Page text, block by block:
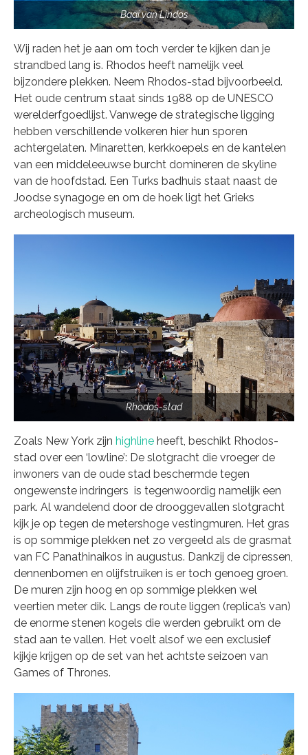
Baai van Lindos
Wij raden het je aan om toch verder te kijken dan je
strandbed lang is. Rhodos heeft namelijk veel
bijzondere plekken. Neem Rhodos-stad bijvoorbeeld.
Het oude centrum staat sinds 1988 op de UNESCO
werelderfgoedlijst. Vanwege de strategische ligging
hebben verschillende volkeren hier hun sporen
achtergelaten. Minaretten, kerkkoepels en de kantelen
van een middeleeuwse burcht domineren de skyline
van de hoofdstad. Een Turks badhuis staat naast de
Joodse synagoge en om de hoek ligt het Grieks
archeologisch museum.
Rhodos-stad
Zoals New York zijn highline heeft, beschikt Rhodos-
stad over een ‘lowline’: De slotgracht die vroeger de
inwoners van de oude stad beschermde tegen
ongewenste indringers is tegenwoordig namelijk een
park. Al wandelend door de drooggevallen slotgracht
kijk je op tegen de metershoge vestingmuren. Het gras
is op sommige plekken net zo vergeeld als de grasmat
van FC Panathinaikos in augustus. Dankzij de cipressen,
dennenbomen en olijfstruiken is er toch genoeg groen.
De muren zijn hoog en op sommige plekken wel
veertien meter dik. Langs de route liggen (replica’s van)
de enorme stenen kogels die werden gebruikt om de
stad aan te vallen. Het voelt alsof we een exclusief
kijkje krijgen op de set van het achtste seizoen van
Games of Thrones.